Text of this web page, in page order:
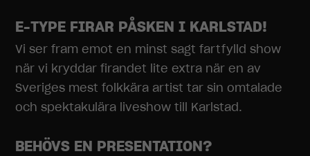
E-TYPE FIRAR PÅSKEN I KARLSTAD!
Vi ser fram emot en minst sagt fartfylld show
när vi kryddar firandet lite extra när en av
Sveriges mest folkkära artist tar sin omtalade
och spektakulära liveshow till Karlstad.
BEHÖVS EN PRESENTATION?